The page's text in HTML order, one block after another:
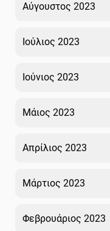
Αύγουστος 2023
Ιούλιος 2023
Ιούνιος 2023
Μάιος 2023
Απρίλιος 2023
Μάρτιος 2023
Φεβρουάριος 2023